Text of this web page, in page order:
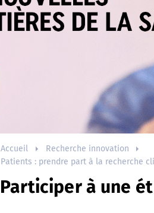
Accueil
Recherche innovation
Patients : prendre part à la recherche
Participer à une